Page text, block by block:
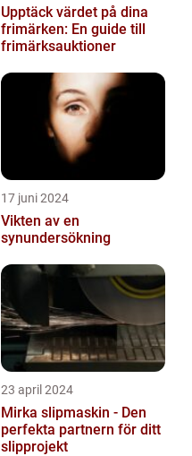
Upptäck värdet på dina
frimärken: En guide till
frimärksauktioner
17 juni 2024
Vikten av en
synundersökning
23 april 2024
Mirka slipmaskin - Den
perfekta partnern för ditt
slipprojekt